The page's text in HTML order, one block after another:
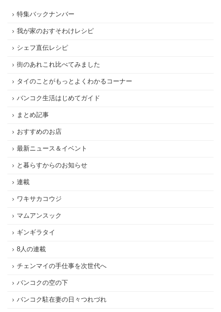
特集バックナンバー
我が家のおすそわけレシピ
シェフ直伝レシピ
街のあれこれ比べてみました
タイのことがもっとよくわかるコーナー
バンコク生活はじめてガイド
まとめ記事
おすすめのお店
最新ニュース＆イベント
と暮らすからのお知らせ
連載
ワキサカコウジ
マムアンスック
ギンギラタイ
8人の連載
チェンマイの手仕事を次世代へ
バンコクの空の下
バンコク駐在妻の日々つれづれ